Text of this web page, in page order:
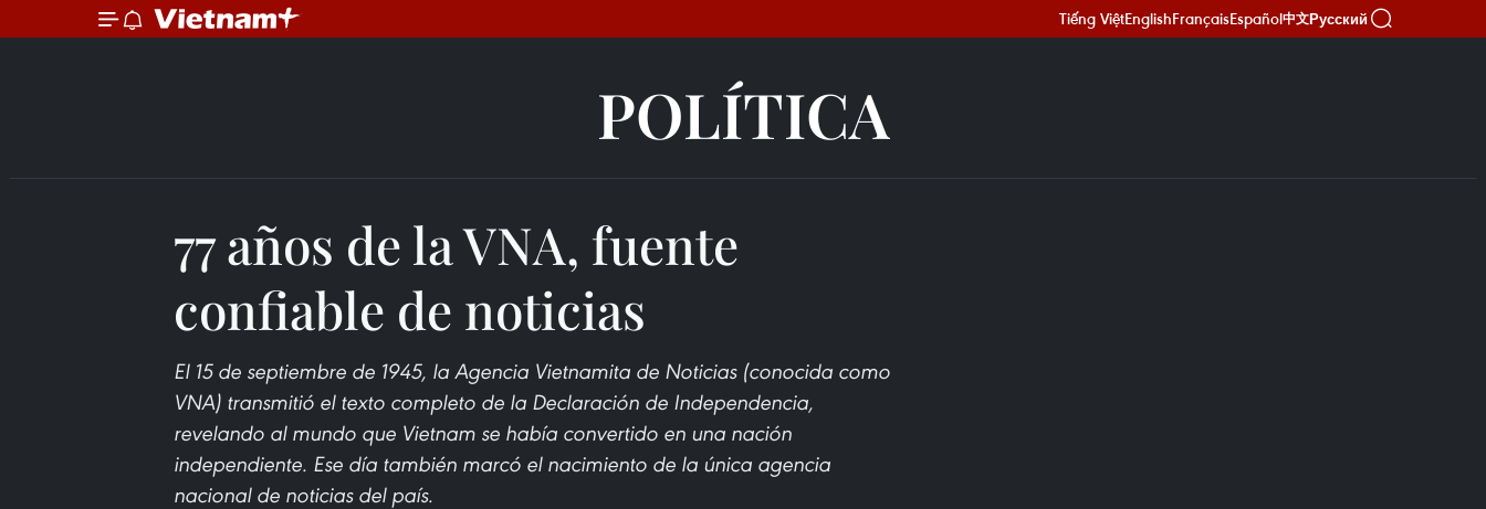
Tiếng ViệtEnglishFrançaisEspañol中文Русский
POLÍTICA
77 años de la VNA, fuente
confiable de noticias
El 15 de septiembre de 1945, la Agencia Vietnamita de Noticias (conocida como
VNA) transmitió el texto completo de la Declaración de Independencia,
revelando al mundo que Vietnam se había convertido en una nación
independiente. Ese día también marcó el nacimiento de la única agencia
nacional de noticias del país.